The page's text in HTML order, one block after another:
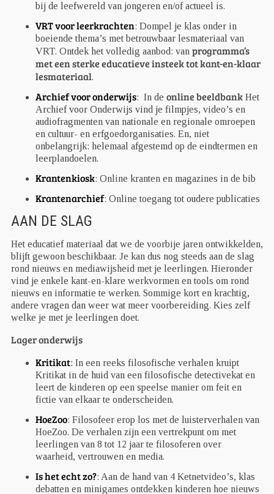
bij de leefwereld van jongeren en/of actueel is.
VRT voor leerkrachten: Dompel je klas onder in
boeiende thema’s met betrouwbaar lesmateriaal van
VRT. Ontdek het volledig aanbod: van programma’s
met een sterke educatieve insteek tot kant-en-klaar
lesmateriaal.
Archief voor onderwijs: In de online beeldbank Het
Archief voor Onderwijs vind je filmpjes, video’s en
audiofragmenten van nationale en regionale omroepen
en cultuur- en erfgoedorganisaties. En, niet
onbelangrijk: helemaal afgestemd op de eindtermen en
leerplandoelen.
Krantenkiosk: Online kranten en magazines in de bib
Krantenarchief: Online toegang tot oudere publicaties
AAN DE SLAG
Het educatief materiaal dat we de voorbije jaren ontwikkelden,
blijft gewoon beschikbaar. Je kan dus nog steeds aan de slag
rond nieuws en mediawijsheid met je leerlingen. Hieronder
vind je enkele kant-en-klare werkvormen en tools om rond
nieuws en informatie te werken. Sommige kort en krachtig,
andere vragen dan weer wat meer voorbereiding. Kies zelf
welke je met je leerlingen doet.
Lager onderwijs
Kritikat: In een reeks filosofische verhalen kruipt
Kritikat in de huid van een filosofische detectivekat en
leert de kinderen op een speelse manier om feit en
fictie van elkaar te onderscheiden.
HoeZoo: Filosofeer erop los met de luisterverhalen van
HoeZoo. De verhalen zijn een vertrekpunt om met
leerlingen van 8 tot 12 jaar te filosoferen over
waarheid, vertrouwen en media.
Is het echt zo?: Aan de hand van 4 Ketnetvideo’s, klas
debatten en minigames ontdekken kinderen hoe nieuws